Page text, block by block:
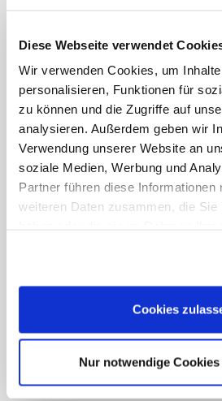
Diese Webseite verwendet
Wir verwenden Cookies, um
personalisieren, Funktionen für
zu können und die Zugriffe auf
analysieren. Außerdem geben wir
Verwendung unserer Website an
soziale Medien, Werbung und
Partner führen diese Informationen
weiteren Daten zusammen, die Sie
Cookies, wenn Sie unsere
Cookies
Nur notwendige
Corsica Ferries – Tariffe
Approfitta delle nostre tariffe
motorhome e caravan sulle
Sardegna e Baleari.
I tuoi vantaggi:
A partire da 96 € a
Bombole del gas consentite
bordo non possibile
Condizioni: